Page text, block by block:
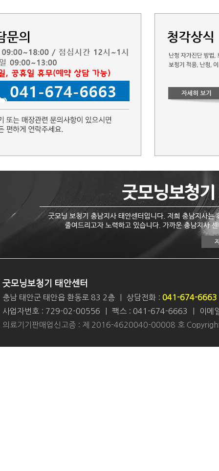
굿모닝보청기 태안센터
충남 태안군 태안읍 환동로 83 2층 상담전화 : 041-674-6663
사업자번호 : 729-02-00556
팩스 : 041-674-6663
이메
의료기기판매업신고증 : 제 2016-4620040-00008 호